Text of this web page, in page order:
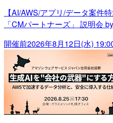
【AI/AWS/アプリ/データ案件
「CMパートナーズ」 説明会
開催前2026年8月12日(水)